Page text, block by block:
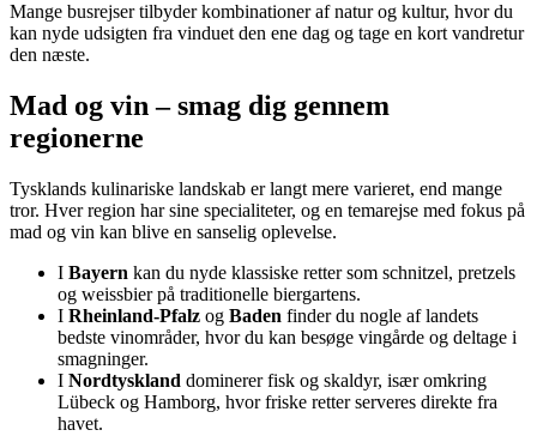
Mange busrejser tilbyder kombinationer af natur og kultur, hvor du
kan nyde udsigten fra vinduet den ene dag og tage en kort vandretur
den næste.
Mad og vin – smag dig gennem
regionerne
Tysklands kulinariske landskab er langt mere varieret, end mange
tror. Hver region har sine specialiteter, og en temarejse med fokus på
mad og vin kan blive en sanselig oplevelse.
I Bayern kan du nyde klassiske retter som schnitzel, pretzels
og weissbier på traditionelle biergartens.
I Rheinland-Pfalz og Baden finder du nogle af landets
bedste vinområder, hvor du kan besøge vingårde og deltage i
smagninger.
I Nordtyskland dominerer fisk og skaldyr, især omkring
Lübeck og Hamborg, hvor friske retter serveres direkte fra
havet.